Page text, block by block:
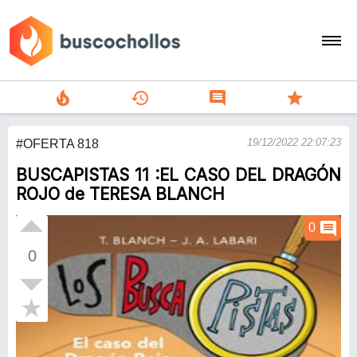
search
person
add
Menu
local_fire_department history comment star
#OFERTA 818 19/12/2022 22:07:23
BUSCAPISTAS 11 :EL CASO DEL DRAGÓN
ROJO de TERESA BLANCH
0
0 comment